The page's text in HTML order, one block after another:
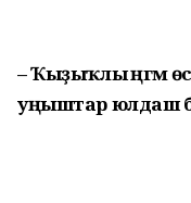
– Ҡыҙыҡлы әңгәмә
уңыштар юлдаш